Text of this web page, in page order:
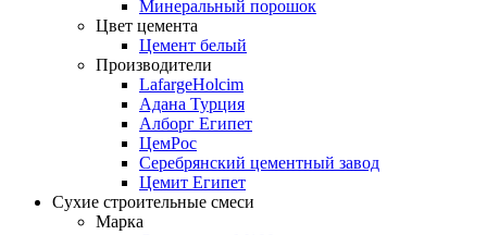
Минеральный порошок
Цвет цемента
Цемент белый
Производители
LafargeHolcim
Адана Турция
Алборг Египет
ЦемРос
Серебрянский цементный завод
Цемит Египет
Сухие строительные смеси
Марка